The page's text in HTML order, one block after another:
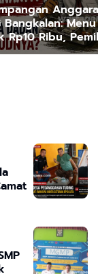
Bangkalan: Menu
Rp10 Ribu,
Untung Jutaan,